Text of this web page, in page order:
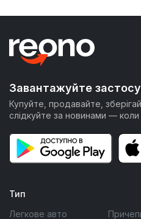
Завантажуйте
Купуйте, продавайте,
слідкуйте за новинами — коли
Тип
Легкове авто